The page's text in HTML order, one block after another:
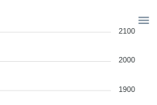
2100
2000
1900